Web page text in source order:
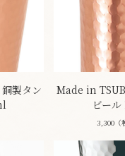
製タン
Made in
ビー
3,300（